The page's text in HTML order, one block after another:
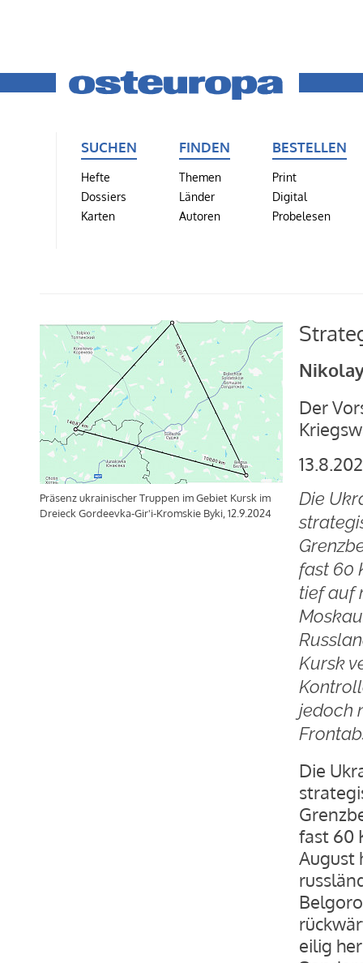
SUCHEN
Hefte
Dossiers
Karten
FINDEN
Themen
Länder
Autoren
BESTELLEN
Print
Digital
Probelesen
Präsenz ukrainischer Truppen im Gebiet Kursk im
Dreieck Gordeevka-Gir'i-Kromskie Byki, 12.9.2024
Der
Die
fast 60
tief auf
Kursk
jedoch
Die
fast 60
August
eilig